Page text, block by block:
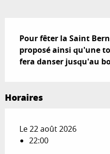
Pour fêter la Saint
proposé ainsi qu'une
fera danser jusqu'au
Horaires
Le 22 août 2026
22:00